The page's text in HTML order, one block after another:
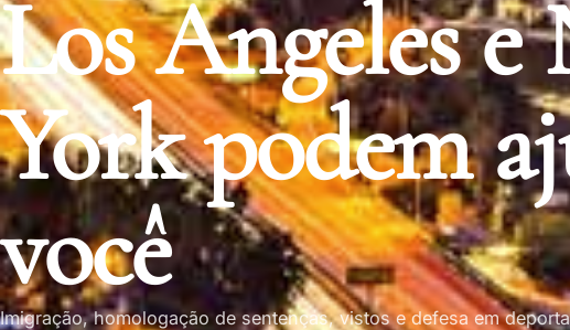
Los Angeles e
York podem
você
Imigração, homologação de sentenças, vistos e defesa em